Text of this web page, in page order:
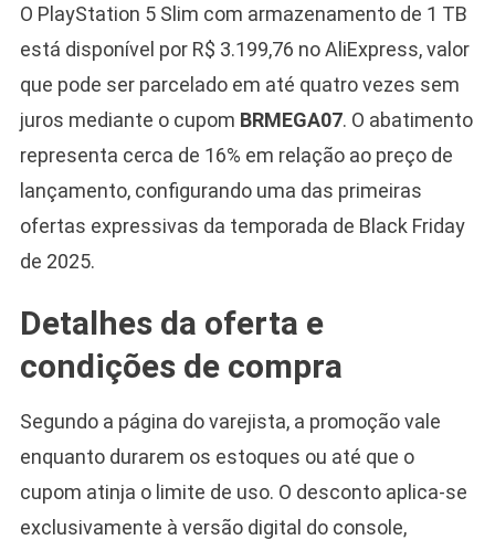
O PlayStation 5 Slim com armazenamento de 1 TB
está disponível por R$ 3.199,76 no AliExpress, valor
que pode ser parcelado em até quatro vezes sem
juros mediante o cupom BRMEGA07. O abatimento
representa cerca de 16% em relação ao preço de
lançamento, configurando uma das primeiras
ofertas expressivas da temporada de Black Friday
de 2025.
Detalhes da oferta e
condições de compra
Segundo a página do varejista, a promoção vale
enquanto durarem os estoques ou até que o
cupom atinja o limite de uso. O desconto aplica-se
exclusivamente à versão digital do console,